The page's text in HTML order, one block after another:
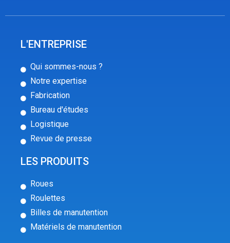
L'ENTREPRISE
Qui sommes-nous ?
Notre expertise
Fabrication
Bureau d'études
Logistique
Revue de presse
LES PRODUITS
Roues
Roulettes
Billes de manutention
Matériels de manutention